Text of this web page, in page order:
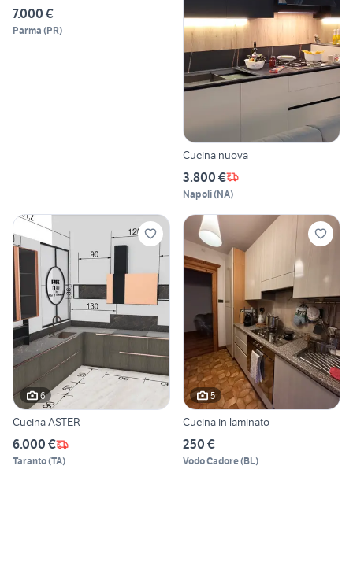
7.000 €
Parma (PR)
Cucina nuova
3.800 €
Napoli(NA)
6
Cucina ASTER
6.000 €
Taranto(TA)
5
Cucina in laminato
250 €
Vodo Cadore(BL)